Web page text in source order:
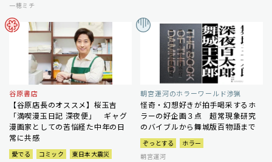
一穂ミチ
谷原書店
【谷原店長のオススメ】桜玉吉
「満喫漫玉日記 深夜便」 ギャグ
漫画家としての苦悩経た中年の日
常に共感
愛でる コミック
東日本大震災
朝宮運河のホラーワールド渉猟
怪奇・幻想好きが拍手喝采するホ
ラーの好企画３点 超常現象研究
のバイブルから舞城版百物語まで
ぞっとする
ホラー
朝宮運河